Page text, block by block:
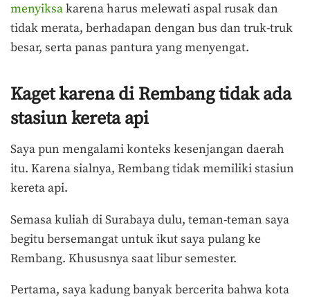
menyiksakarena harus melewati aspal rusak dan
tidak merata, berhadapan dengan bus dan truk-truk
besar, serta panas pantura yang menyengat.
Kaget karena di Rembang tidak ada
stasiun kereta api
Saya pun mengalami konteks kesenjangan daerah
itu. Karena sialnya, Rembang tidak memiliki stasiun
kereta api.
Semasa kuliah di Surabaya dulu, teman-teman saya
begitu bersemangat untuk ikut saya pulang ke
Rembang. Khususnya saat libur semester.
Pertama, saya kadung banyak bercerita bahwa kota